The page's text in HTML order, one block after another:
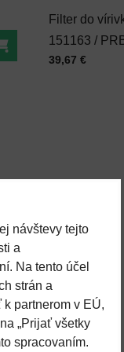
Do košíka
Filter do
151163 /
Wellis,
Cena s DPH
39,67 €
návštevy tejto
a
Na tento účel
strán a
partnerom v EÚ,
„Prijať všetky
spracovaním.